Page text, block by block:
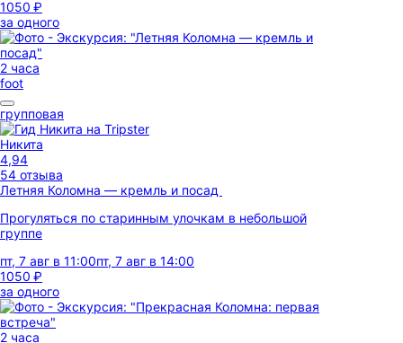
1050 ₽
за одного
2 часа
foot
групповая
Никита
4,94
54 отзыва
Летняя Коломна — кремль и посад
Прогуляться по старинным улочкам в небольшой
группе
пт, 7 авг в 11:00пт, 7 авг в 14:00
1050 ₽
за одного
2 часа